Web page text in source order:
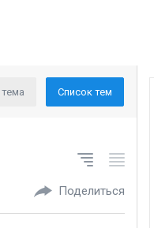
Список тем
Поделиться